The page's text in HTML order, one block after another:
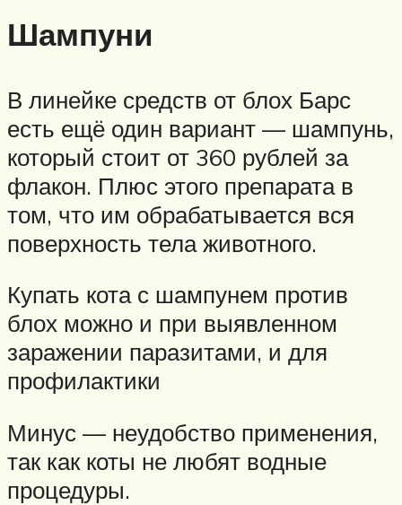
Шампуни
В линейке средств от блох Барс
есть ещё один вариант — шампунь,
который стоит от 360 рублей за
флакон. Плюс этого препарата в
том, что им обрабатывается вся
поверхность тела животного.
Купать кота с шампунем против
блох можно и при выявленном
заражении паразитами, и для
профилактики
Минус — неудобство применения,
так как коты не любят водные
процедуры.